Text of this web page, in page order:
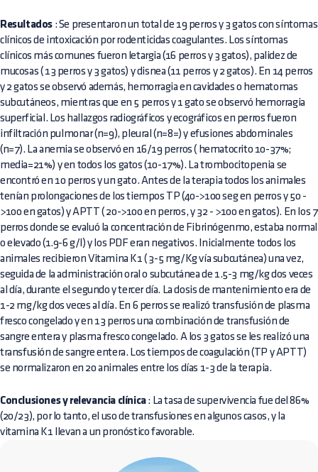
Resultados : Se presentaron un total de 19 perros y 3 gatos con síntomas
clínicos de intoxicación por rodenticidas coagulantes. Los síntomas
clínicos más comunes fueron letargia (16 perros y 3 gatos), palidez de
mucosas ( 13 perros y 3 gatos) y disnea (11 perros y 2 gatos). En 14 perros
y 2 gatos se observó además, hemorragia en cavidades o hematomas
subcutáneos, mientras que en 5 perros y 1 gato se observó hemorragia
superficial. Los hallazgos radiográficos y ecográficos en perros fueron
infiltración pulmonar (n=9), pleural (n=8=) y efusiones abdominales
(n=7). La anemia se observó en 16/19 perros ( hematocrito 10-37%;
media=21%) y en todos los gatos (10-17%). La trombocitopenia se
encontró en 10 perros y un gato. Antes de la terapia todos los animales
tenían prolongaciones de los tiempos TP (40->100 seg en perros y 50 -
>100 en gatos) y APTT ( 20->100 en perros, y 32 - >100 en gatos). En los 7
perros donde se evaluó la concentración de Fibrinógenmo, estaba normal
o elevado (1.9-6 g/l) y los PDF eran negativos. Inicialmente todos los
animales recibieron Vitamina K1 ( 3-5 mg/Kg vía subcutánea) una vez,
seguida de la administración oral o subcutánea de 1.5-3 mg/kg dos veces
al día, durante el segundo y tercer día. La dosis de mantenimiento era de
1-2 mg/kg dos veces al día. En 6 perros se realizó transfusión de plasma
fresco congelado y en 13 perros una combinación de transfusión de
sangre entera y plasma fresco congelado. A los 3 gatos se les realizó una
transfusión de sangre entera. Los tiempos de coagulación (TP y APTT)
se normalizaron en 20 animales entre los días 1-3 de la terapia.
Conclusiones y relevancia clínica: La tasa de supervivencia fue del 86%
(20/23), por lo tanto, el uso de transfusiones en algunos casos, y la
vitamina K1 llevan a un pronóstico favorable.